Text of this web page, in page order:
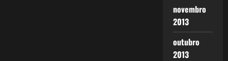
novembro
2013
outubro
2013